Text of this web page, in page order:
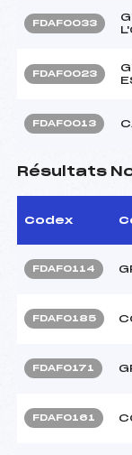
FDAF0033
FDAF0023
FDAF0013
Résultats
Codex
FDAF0114
FDAF0185
FDAF0171
FDAF0161